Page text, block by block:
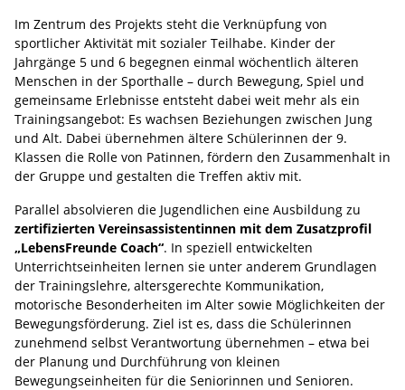
Im Zentrum des Projekts steht die Verknüpfung von
sportlicher Aktivität mit sozialer Teilhabe. Kinder der
Jahrgänge 5 und 6 begegnen einmal wöchentlich älteren
Menschen in der Sporthalle – durch Bewegung, Spiel und
gemeinsame Erlebnisse entsteht dabei weit mehr als ein
Trainingsangebot: Es wachsen Beziehungen zwischen Jung
und Alt. Dabei übernehmen ältere Schülerinnen der 9.
Klassen die Rolle von Patinnen, fördern den Zusammenhalt in
der Gruppe und gestalten die Treffen aktiv mit.
Parallel absolvieren die Jugendlichen eine Ausbildung zu
zertifizierten Vereinsassistentinnen mit dem Zusatzprofil
„LebensFreunde Coach“. In speziell entwickelten
Unterrichtseinheiten lernen sie unter anderem Grundlagen
der Trainingslehre, altersgerechte Kommunikation,
motorische Besonderheiten im Alter sowie Möglichkeiten der
Bewegungsförderung. Ziel ist es, dass die Schülerinnen
zunehmend selbst Verantwortung übernehmen – etwa bei
der Planung und Durchführung von kleinen
Bewegungseinheiten für die Seniorinnen und Senioren.